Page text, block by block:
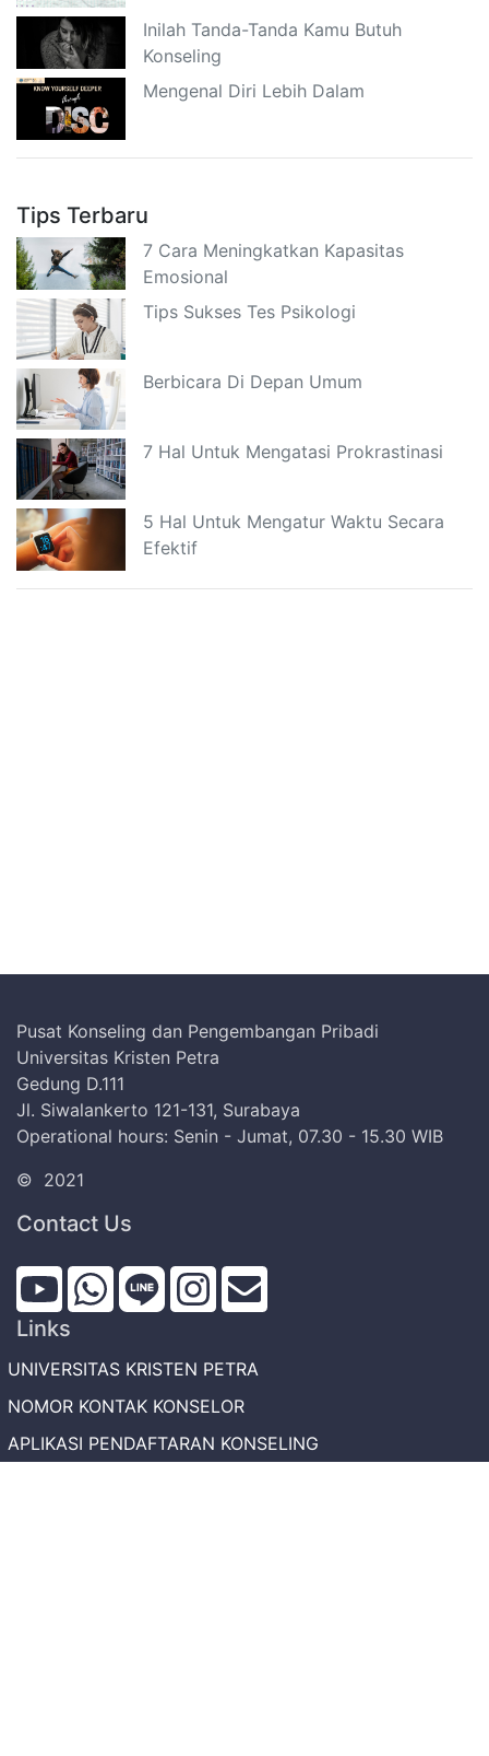
Inilah Tanda-Tanda Kamu Butuh
Konseling
Mengenal Diri Lebih Dalam
Tips Terbaru
7 Cara Meningkatkan Kapasitas
Emosional
Tips Sukses Tes Psikologi
Berbicara Di Depan Umum
7 Hal Untuk Mengatasi Prokrastinasi
5 Hal Untuk Mengatur Waktu Secara
Efektif
Pusat Konseling dan Pengembangan Pribadi
Universitas Kristen Petra
Gedung D.111
Jl. Siwalankerto 121-131, Surabaya
Operational hours: Senin - Jumat, 07.30 - 15.30 WIB
© 2021
Contact Us
Links
UNIVERSITAS KRISTEN PETRA
NOMOR KONTAK KONSELOR
APLIKASI PENDAFTARAN KONSELING